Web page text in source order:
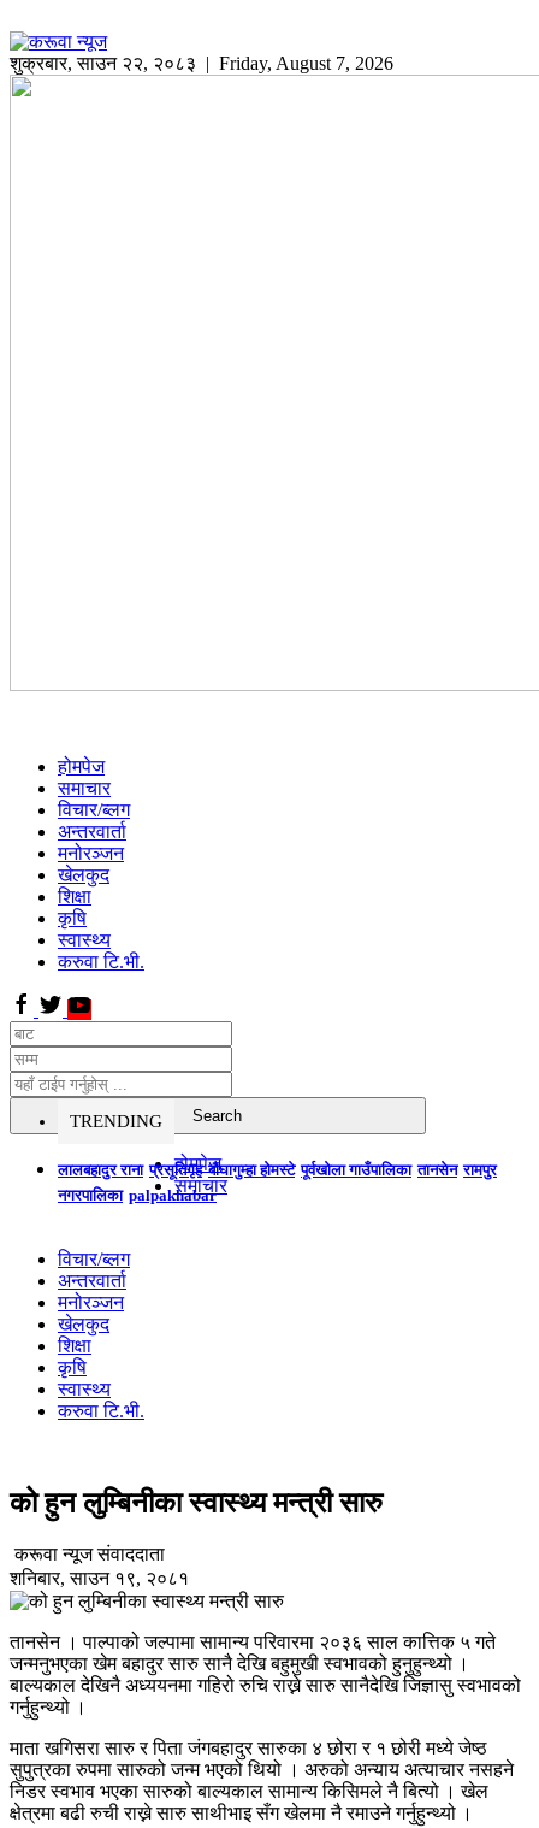
शुक्रबार,साउन २२, २०८३ | Friday, August 7, 2026
होमपेज
समाचार
विचार/ब्लग
अन्तरवार्ता
मनोरञ्जन
खेलकुद
शिक्षा
कृषि
स्वास्थ्य
करुवा टि.भी.
TRENDING
लालबहादुर राना प्रसूतिगृह बौघागुम्हा होमस्टे पूर्वखोला गाउँपालिका तानसेन रामपुर
नगरपालिका palpakhabar
होमपेज
समाचार
विचार/ब्लग
अन्तरवार्ता
मनोरञ्जन
खेलकुद
शिक्षा
कृषि
स्वास्थ्य
करुवा टि.भी.
को हुन लुम्बिनीका स्वास्थ्य मन्त्री सारु
करूवा न्यूज संवाददाता
शनिबार, साउन १९, २०८१
तानसेन । पाल्पाको जल्पामा सामान्य परिवारमा २०३६ साल कात्तिक ५ गते
जन्मनुभएका खेम बहादुर सारु सानै देखि बहुमुखी स्वभावको हुनुहुन्थ्यो ।
बाल्यकाल देखिनै अध्ययनमा गहिरो रुचि राख्ने सारु सानैदेखि जिज्ञासु स्वभावको
गर्नुहुन्थ्यो ।
माता खगिसरा सारु र पिता जंगबहादुर सारुका ४ छोरा र १ छोरी मध्ये जेष्ठ
सुपुत्रका रुपमा सारुको जन्म भएको थियो । अरुको अन्याय अत्याचार नसहने
निडर स्वभाव भएका सारुको बाल्यकाल सामान्य किसिमले नै बित्यो । खेल
क्षेत्रमा बढी रुची राख्ने सारु साथीभाइ सँग खेलमा नै रमाउने गर्नुहुन्थ्यो ।